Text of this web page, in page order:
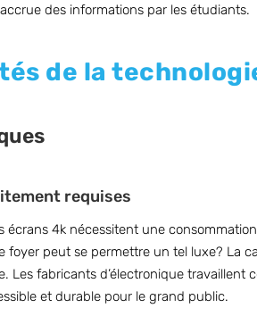
des informations par les étudiants.
de la
requises
4k nécessitent une
peut se permettre un tel luxe? La
fabricants d’électronique
et durable pour le grand public.